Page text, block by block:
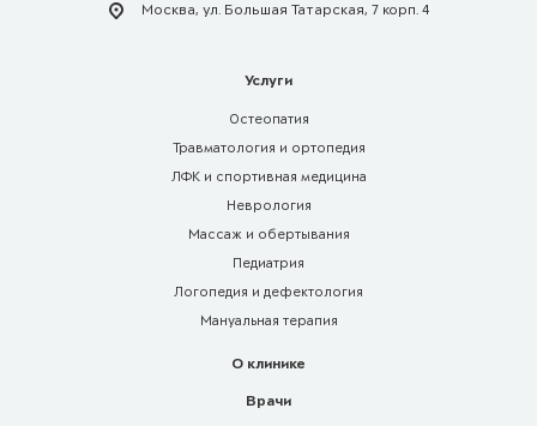
Москва, ул. Большая Татарская, 7 корп. 4
Услуги
Остеопатия
Травматология и ортопедия
ЛФК и спортивная медицина
Неврология
Массаж и обертывания
Педиатрия
Логопедия и дефектология
Мануальная терапия
О клинике
Врачи